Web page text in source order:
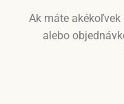
Ak máte
alebo